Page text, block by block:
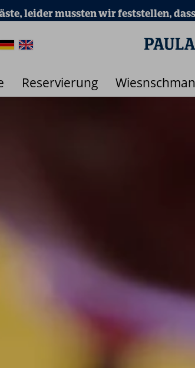
Reservierungsunterlagen und
Reservierung